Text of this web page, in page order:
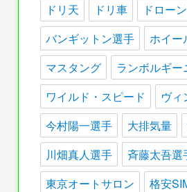
ドリ天
ドリ車
ドロー
バンギットン選手
ホイー
マスタング
ランボルギー
ワイルド・スピード
ヴィ
今村陽一選手
大排気量
川畑真人選手
斉藤太吾選
東京オートサロン
格安